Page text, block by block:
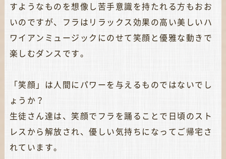
すようなものを想像し苦手意識を持たれる方もおお
いのですが、フラはリラックス効果の高い美しいハ
ワイアンミュージックにのせて笑顔と優雅な動きで
楽しむダンスです。
「笑顔」は人間にパワーを与えるものではないでし
ょうか？
生徒さん達は、笑顔でフラを踊ることで日頃のスト
レスから解放され、優しい気持ちになってご帰宅さ
れています。